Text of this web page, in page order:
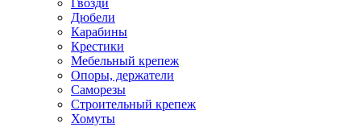
Гвозди
Дюбели
Карабины
Крестики
Мебельный крепеж
Опоры, держатели
Саморезы
Строительный крепеж
Хомуты